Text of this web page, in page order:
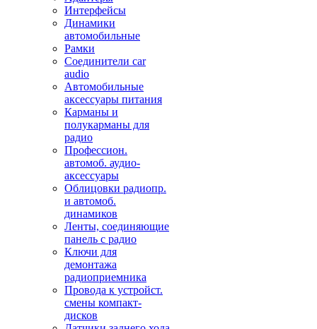
Интерфейсы
Динамики
автомобильные
Рамки
Соединители car
audio
Автомобильные
аксессуары питания
Карманы и
полукарманы для
радио
Профессион.
автомоб. аудио-
аксессуары
Облицовки радиопр.
и автомоб.
динамиков
Ленты, соединяющие
панель с радио
Ключи для
демонтажа
радиоприемника
Провода к устройст.
смены компакт-
дисков